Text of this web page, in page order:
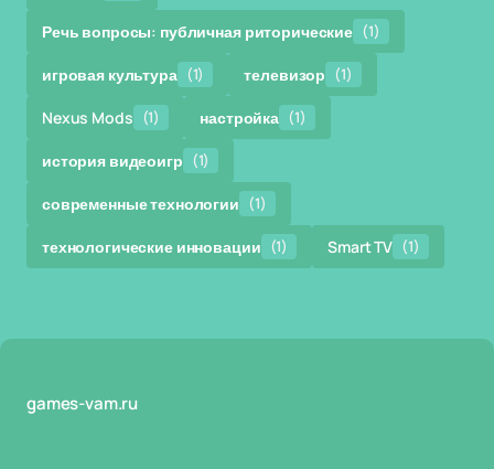
Речь вопросы: публичная риторические (1)
игровая культура (1) телевизор (1)
Nexus Mods (1) настройка (1)
история видеоигр (1)
современные технологии (1)
технологические инновации (1) Smart TV (1)
games-vam.ru